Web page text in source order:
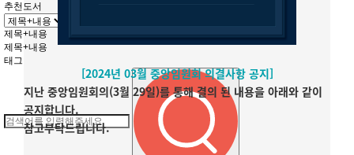
추천도서
제목+내용
제목+내용
태그
[2024년 03월 중앙임원회 의결사항 공지]
지난 중앙임원회의(3월 29일)를 통해 결의 된 내용을 아래와 같이
공지합니다.
참고부탁드립니다.